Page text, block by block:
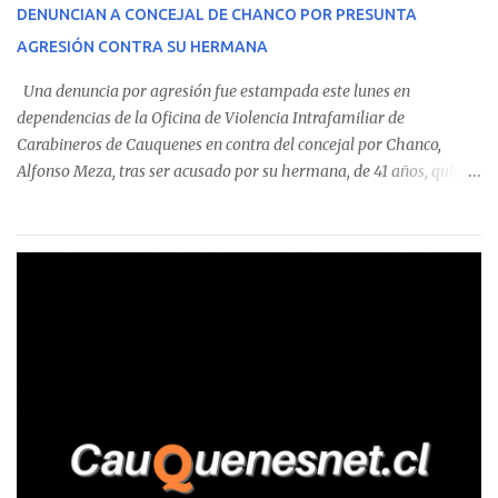
detectaron incumplimientos a la normativa vigente. El informe
precisa que la mayor cantidad de dinero apostado se registró en
Talca, donde...
DENUNCIAN A CONCEJAL DE CHANCO POR PRESUNTA
AGRESIÓN CONTRA SU HERMANA
Una denuncia por agresión fue estampada este lunes en
dependencias de la Oficina de Violencia Intrafamiliar de
Carabineros de Cauquenes en contra del concejal por Chanco,
Alfonso Meza, tras ser acusado por su hermana, de 41 años, quien
relató que los hechos ocurrieron cerca de las 11:30 horas en el
trabajadores, el edil descendió del vehículo y, en medio de la
confrontación, la habría tomado de los hombros, empujado al
suelo y agredido con golpes de pies y manos, mientr...